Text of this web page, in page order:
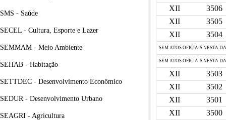
SMS - Saúde
SECEL - Cultura, Esporte e Lazer
SEMMAM - Meio Ambiente
SEHAB - Habitação
SETTDEC - Desenvolvimento Econômico
SEDUR - Desenvolvimento Urbano
SEAGRI - Agricultura
XII
3506
XII
3505
XII
3504
SEM ATOS OFICIAIS NESTA
SEM ATOS OFICIAIS NESTA
XII
3503
XII
3502
XII
3501
XII
3500